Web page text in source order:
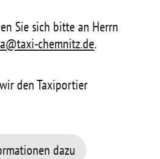
Sie sich bitte an Herrn
chemnitz.de.
den Taxiportier
dazu